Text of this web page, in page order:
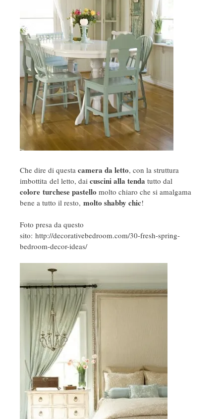
Che dire di questa camera da letto, con la struttura
imbottita del letto, dai cuscini alla tenda tutto dal
colore turchese pastello molto chiaro che si amalgama
bene a tutto il resto, molto shabby chic!
Foto presa da questo
sito: http://decorativebedroom.com/30-fresh-spring-
bedroom-decor-ideas/